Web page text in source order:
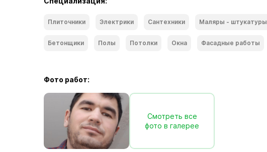
Плиточники Электрики Сантехники Маляры - штукатуры
Бетонщики Полы Потолки Окна Фасадные работы
Фото работ:
Смотреть все
фото в галерее